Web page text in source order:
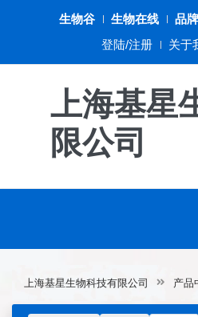
生物谷 生物在线 品
登陆/注册
关于
上海基星
限公司
上海基星生物科技有限公司 产品